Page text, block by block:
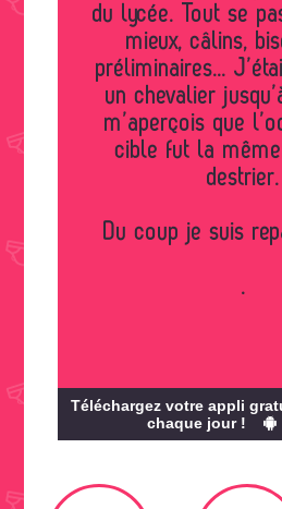
du lycée. Tout se
mieux, câlins,
préliminaires...
un chevalier
m’aperçois que
cible fut la
destrier.
Du coup je suis
.
Téléchargez votre appli
chaque jour !